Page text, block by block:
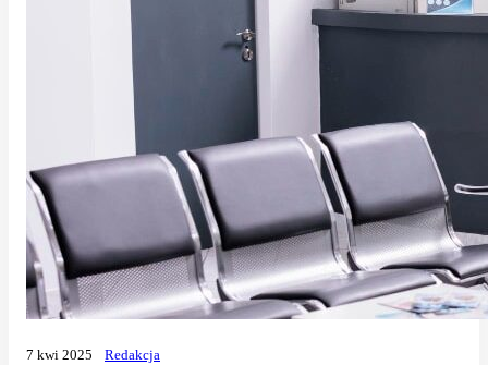
7 kwi 2025 Redakcja